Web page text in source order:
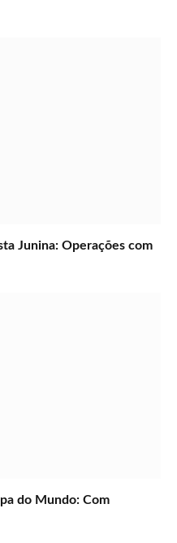
Junina: Operações com
do Mundo: Com